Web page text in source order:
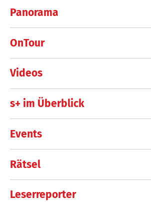
Panorama
OnTour
Videos
s+ im Überblick
Events
Rätsel
Leserreporter